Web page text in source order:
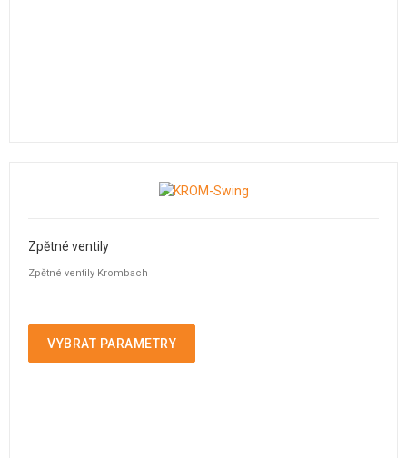
Zpětné ventily
Zpětné ventily Krombach
VYBRAT PARAMETRY